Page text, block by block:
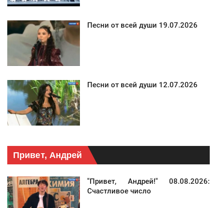
Песни от всей души 19.07.2026
Песни от всей души 12.07.2026
Привет, Андрей
"Привет, Андрей!" 08.08.2026:
Счастливое число